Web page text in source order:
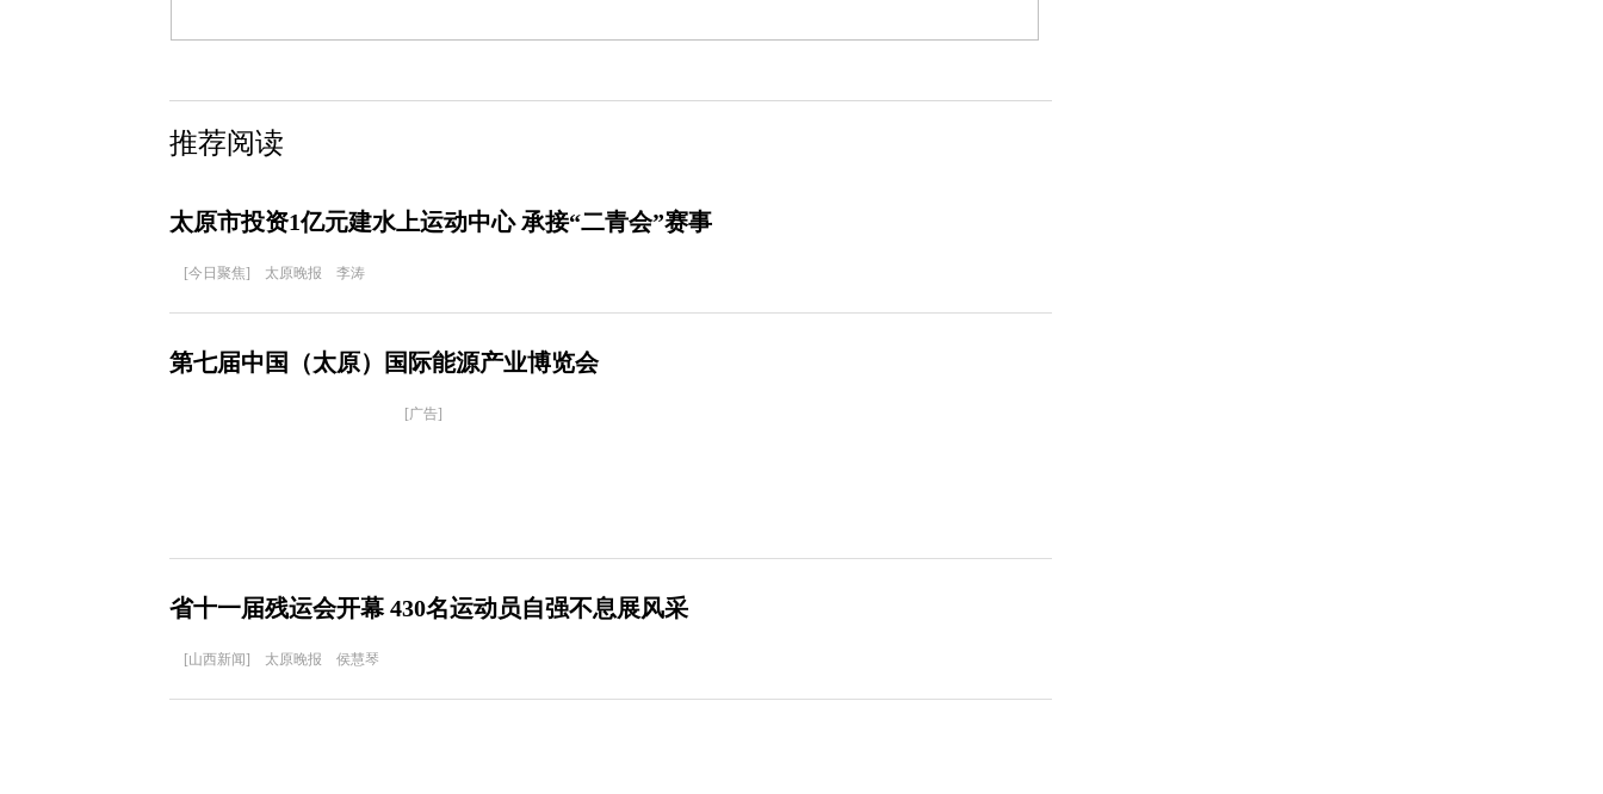
推荐阅读
太原市投资1亿元建水上运动中心 承接“二青会”赛事
[今日聚焦] 太原晚报 李涛
第七届中国（太原）国际能源产业博览会
[广告]
省十一届残运会开幕 430名运动员自强不息展风采
[山西新闻] 太原晚报 侯慧琴